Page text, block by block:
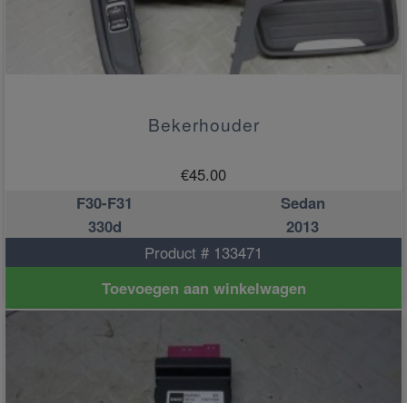
Bekerhouder
€45.00
F30-F31
Sedan
330d
2013
Product # 133471
Toevoegen aan winkelwagen